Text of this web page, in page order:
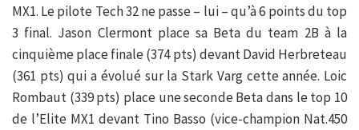
MX1. Le pilote Tech 32 ne passe – lui – qu’à 6 points du top
3 final. Jason Clermont place sa Beta du team 2B à la
cinquième place finale (374 pts) devant David Herbreteau
(361 pts) qui a évolué sur la Stark Varg cette année. Loic
Rombaut (339 pts) place une seconde Beta dans le top 10
de l’Elite MX1 devant Tino Basso (vice-champion Nat.450